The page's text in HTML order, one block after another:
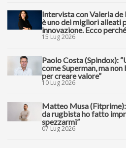
Intervista con Valeria de
è uno dei migliori alleati
innovazione. Ecco
15 Lug 2026
Paolo Costa (Spindox):
come Superman, ma
per creare valore”
10 Lug 2026
Matteo Musa
da rugbista ho fatto
spezzarmi”
07 Lug 2026